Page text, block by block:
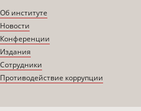
Об институте
Новости
Конференции
Издания
Сотрудники
Противодействие коррупции